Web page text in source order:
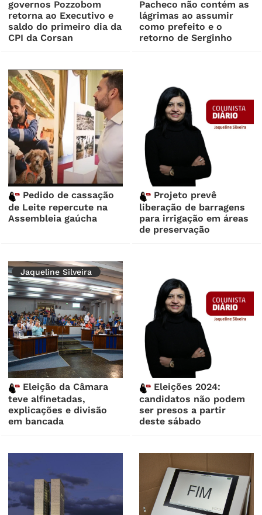
governos Pozzobom
retorna ao Executivo e
saldo do primeiro dia da
CPI da Corsan
Pacheco não contém as
lágrimas ao assumir
como prefeito e o
retorno de Serginho
Pedido de cassação
de Leite repercute na
Assembleia gaúcha
Projeto prevê
liberação de barragens
para irrigação em áreas
de preservação
Jaqueline Silveira
Eleição da Câmara
teve alfinetadas,
explicações e divisão
em bancada
Eleições 2024:
candidatos não podem
ser presos a partir
deste sábado